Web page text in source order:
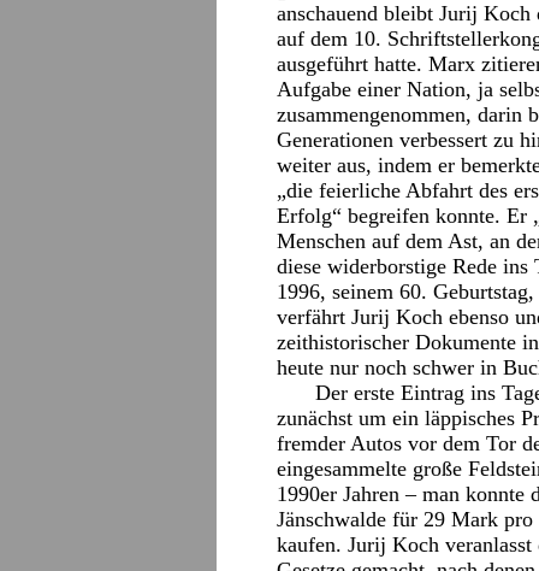
anschauend bleibt Jurij Koch
auf dem 10.
ausgeführt hatte. Marx
Aufgabe einer Nation, ja
zusammengenommen, darin
Generationen verbessert zu
weiter aus, indem er
„die feierliche Abfahrt des
Erfolg“ begreifen konnte. Er
Menschen auf dem Ast, an
diese widerborstige Rede ins
1996, seinem 60.
verfährt Jurij Koch ebenso
zeithistorischer Dokumente
heute nur noch schwer in
Der erste Eintrag ins
zunächst um ein läppisches
fremder Autos vor dem Tor
eingesammelte große
1990er Jahren – man konnte
Jänschwalde für 29 Mark
kaufen. Jurij Koch veranlasst